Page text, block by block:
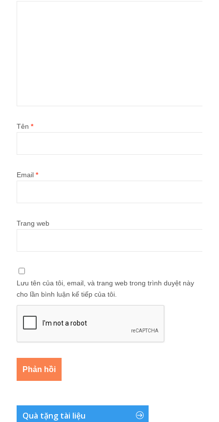
Tên *
Email *
Trang web
Lưu tên của tôi, email, và trang web trong trình duyệt này
cho lần bình luận kế tiếp của tôi.
Quà tặng tài liệu